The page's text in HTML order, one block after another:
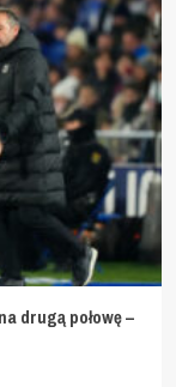
drugą połowę –